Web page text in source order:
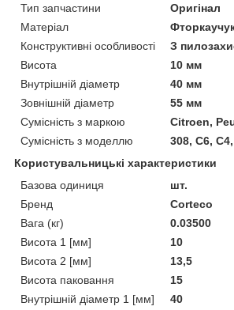
Тип запчастини
Оригінал
Матеріал
Конструктивні особливості
З
Висота
10 мм
Внутрішній діаметр
40 мм
Зовнішній діаметр
55 мм
Сумісність з маркою
Citroen,
Сумісність з моделлю
308, C6,
Користувальницькі характеристики
Базова одиниця
шт.
Бренд
Corteco
Вага (кг)
0.03500
Висота 1 [мм]
10
Висота 2 [мм]
13,5
Висота паковання
15
Внутрішній діаметр 1 [мм]
40